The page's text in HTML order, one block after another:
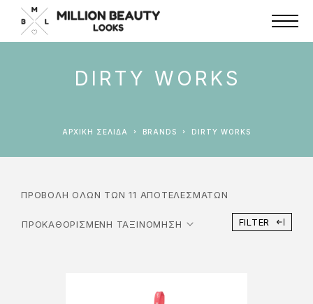
DIRTY WORKS
ΑΡΧΙΚΉ ΣΕΛΊΔΑ BRANDS DIRTY WORKS
ΠΡΟΒΟΛΉ ΌΛΩΝ ΤΩΝ 11 ΑΠΟΤΕΛΕΣΜΆΤΩΝ
FILTER